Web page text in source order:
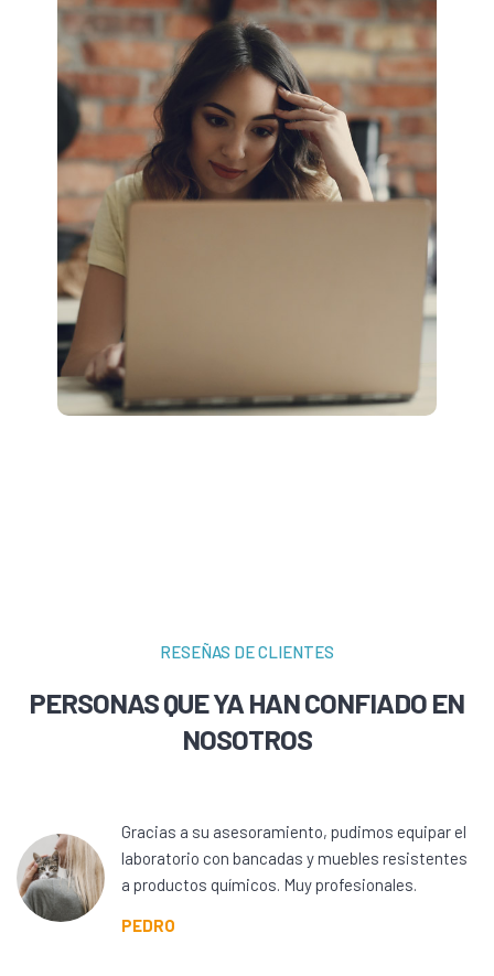
RESEÑAS DE CLIENTES
PERSONAS QUE YA HAN CONFIADO EN
NOSOTROS
Gracias a su asesoramiento, pudimos equipar el
laboratorio con bancadas y muebles resistentes
a productos químicos. Muy profesionales.
PEDRO